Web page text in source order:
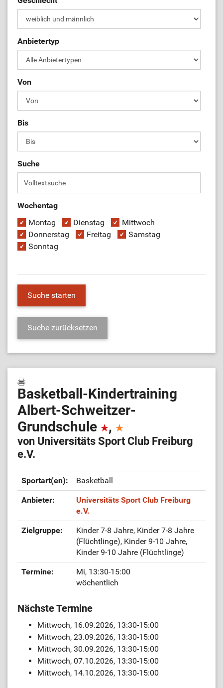
ÜL-Börse
Anbietertyp
Von
Bis
Suche
Wochentag
Montag
Dienstag
Mittwoch
Donnerstag
Freitag
Samstag
Sonntag
Basketball-Kindertraining
Albert-Schweitzer-
Grundschule
,
von Universitäts Sport Club Freiburg
e.V.
Sportart(en): Basketball
Anbieter:
Universitäts Sport Club Freiburg
e.V.
Zielgruppe:
Kinder 7-8 Jahre, Kinder 7-8 Jahre
(Flüchtlinge), Kinder 9-10 Jahre,
Kinder 9-10 Jahre (Flüchtlinge)
Termine:
Mi, 13:30-15:00
wöchentlich
Nächste Termine
Mittwoch, 16.09.2026, 13:30-15:00
Mittwoch, 23.09.2026, 13:30-15:00
Mittwoch, 30.09.2026, 13:30-15:00
Mittwoch, 07.10.2026, 13:30-15:00
Mittwoch, 14.10.2026, 13:30-15:00